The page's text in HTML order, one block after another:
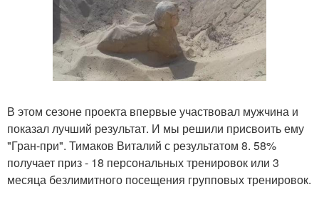
В этом сезоне проекта впервые участвовал мужчина и
показал лучший результат. И мы решили присвоить ему
"Гран-при". Тимаков Виталий с результатом 8. 58%
получает приз - 18 персональных тренировок или 3
месяца безлимитного посещения групповых тренировок.